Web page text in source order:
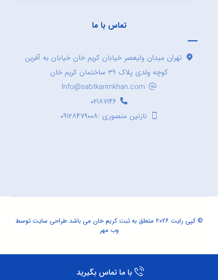
تماس با ما
تهران میدان ولیعصر خیابان کریم خان خیابان به آفرین
کوچه ولدی پلاک ۳۹ ساختمان کریم خان
Info@sabtkarimkhan.com
۰۲۱۸۷۱۴۶
نازنین منصوری :۰۹۱۲۸۴۷۹۰۰۸
© کپی رایت ۲۰۲۶ متعلق به ثبت کریم خان می باشد. طراحی سایتتوسط
وب مهر
با ما تماس بگیرید